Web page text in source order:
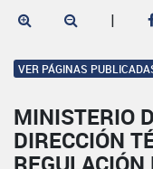
|
VER PÁGINAS
MINISTERIO
DIRECCIÓN